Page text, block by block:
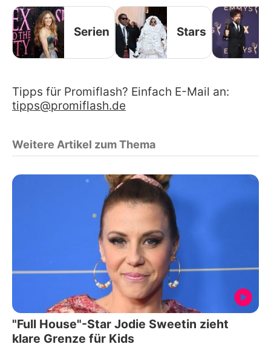
Serien Stars
Tipps für Promiflash? Einfach E-Mail an:
tipps@promiflash.de
Weitere Artikel zum Thema
"Full House"-Star Jodie Sweetin zieht
klare Grenze für Kids